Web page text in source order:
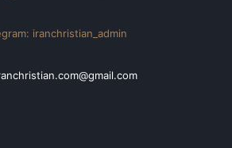
iranchristian_admin